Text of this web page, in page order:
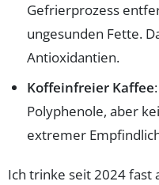
Gefrierprozess
ungesunden Fette.
Antioxidantien.
Koffeinfreier Kaffee
Polyphenole, aber
extremer
Ich trinke seit 2024 fast